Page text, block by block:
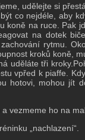
udělejte si
co nejdéle, aby
koně na ruce. Pak
na dotek
rytmu.
kroků koně,
uděláte tři
vpřed k piaffe.
hotovi, mohou jít
vezmeme ho na
„nachlazení“.